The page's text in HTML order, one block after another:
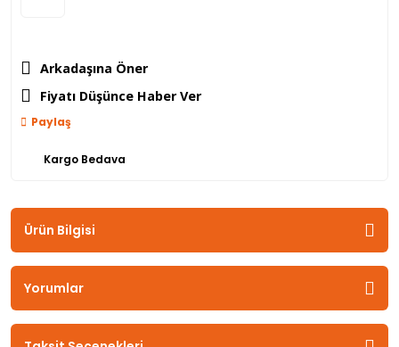
Arkadaşına Öner
Fiyatı Düşünce Haber Ver
Paylaş
Kargo Bedava
Ürün Bilgisi
Yorumlar